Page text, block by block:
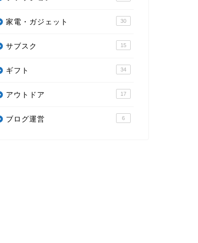
家電・ガジェット 30
サブスク 15
ギフト 34
アウトドア 17
ブログ運営 6